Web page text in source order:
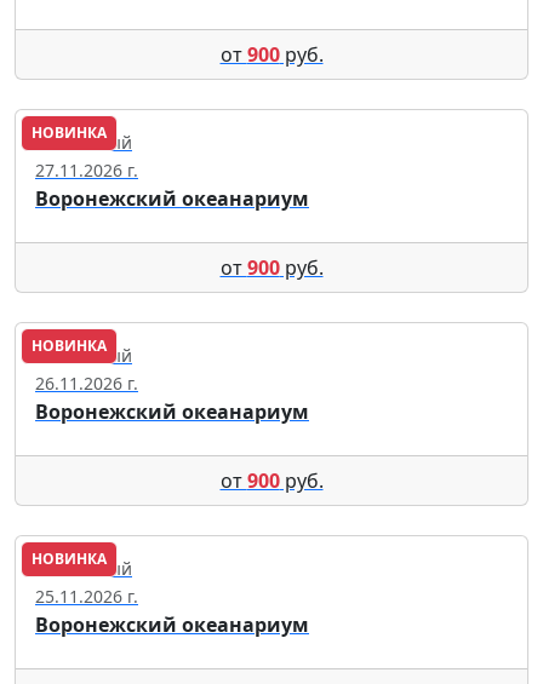
от900руб.
НОВИНКА
Солнечный
27.11.2026 г.
Воронежский океанариум
от900руб.
НОВИНКА
Солнечный
26.11.2026 г.
Воронежский океанариум
от900руб.
НОВИНКА
Солнечный
25.11.2026 г.
Воронежский океанариум